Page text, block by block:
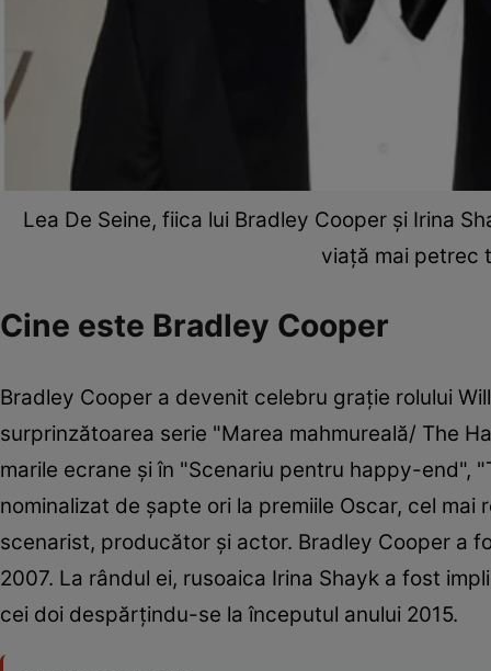
Lea De Seine, fiica lui Bradley Cooper și Irina
viață mai petrec
Cine este Bradley Cooper
Bradley Cooper a devenit celebru graţie rolului
surprinzătoarea serie "Marea mahmureală/ The
marile ecrane şi în "Scenariu pentru happy-end",
nominalizat de şapte ori la premiile Oscar, cel
scenarist, producător şi actor. Bradley Cooper a
2007. La rândul ei, rusoaica Irina Shayk a fost
cei doi despărţindu-se la începutul anului 2015.